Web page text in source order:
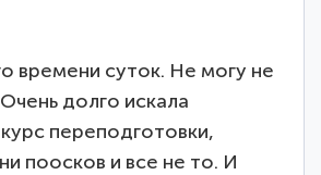
времени суток. Не могу не
долго искала
переподготовки,
поосков и все не то. И